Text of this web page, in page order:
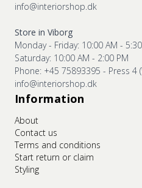
info@interiorshop.dk
Store in Viborg
Monday - Friday: 10:00 AM -
Saturday: 10:00 AM - 2:00 PM
Phone: +45 75893395 - Press 4
info@interiorshop.dk
Information
About
Contact us
Terms and conditions
Start return or claim
Styling